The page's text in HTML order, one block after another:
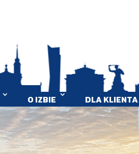
O IZBIE DLA KLIENTA